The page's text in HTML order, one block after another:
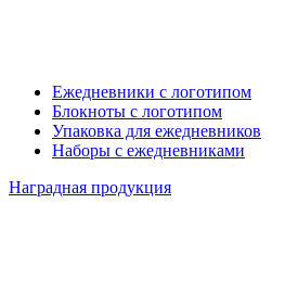
Ежедневники с логотипом
Блокноты с логотипом
Упаковка для ежедневников
Наборы с ежедневниками
Наградная продукция